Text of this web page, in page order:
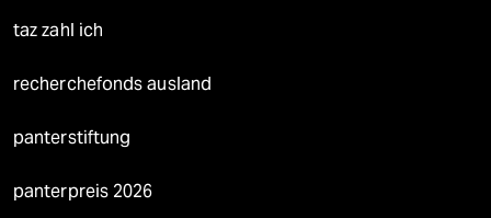
taz zahl ich
recherchefonds ausland
panterstiftung
panterpreis 2026